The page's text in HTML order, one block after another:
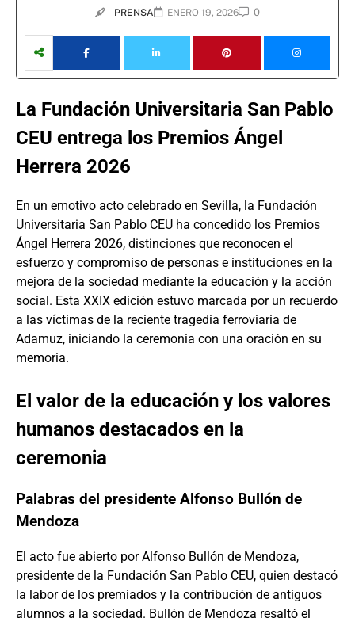
PRENSA ENERO 19, 2026 0
La Fundación Universitaria San Pablo
CEU entrega los Premios Ángel
Herrera 2026
En un emotivo acto celebrado en Sevilla, la Fundación
Universitaria San Pablo CEU ha concedido los Premios
Ángel Herrera 2026, distinciones que reconocen el
esfuerzo y compromiso de personas e instituciones en la
mejora de la sociedad mediante la educación y la acción
social. Esta XXIX edición estuvo marcada por un recuerdo
a las víctimas de la reciente tragedia ferroviaria de
Adamuz, iniciando la ceremonia con una oración en su
memoria.
El valor de la educación y los valores
humanos destacados en la
ceremonia
Palabras del presidente Alfonso Bullón de
Mendoza
El acto fue abierto por Alfonso Bullón de Mendoza,
presidente de la Fundación San Pablo CEU, quien destacó
la labor de los premiados y la contribución de antiguos
alumnos a la sociedad. Bullón de Mendoza resaltó el